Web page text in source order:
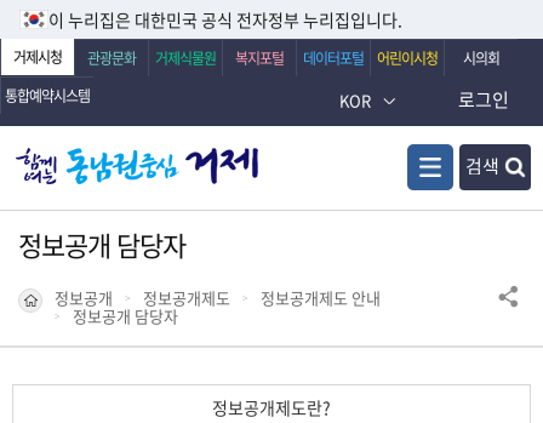
이 누리집은 대한민국 공식 전자정부 누리집입니다.
거제시청 관광문화 거제식물원 복지포털 데이터포털 어린이시청
시의회
통합예약시스템
KOR
검색
로그인
정보공개 담당자
정보공개 정보공개제도 정보공개제도 안내
정보공개 담당자
정보공개제도란?